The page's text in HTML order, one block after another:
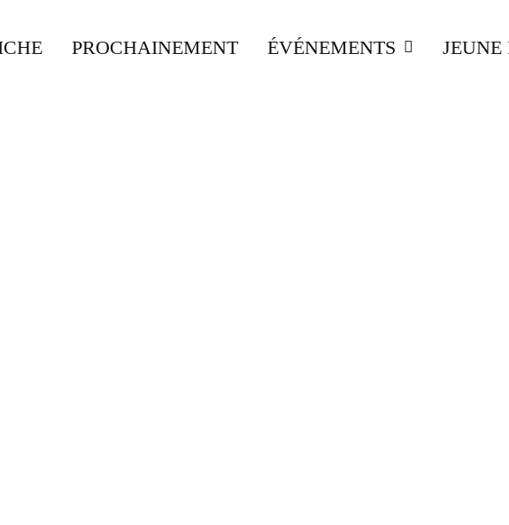
PROCHAINEMENT ÉVÉNEMENTS JEUNE